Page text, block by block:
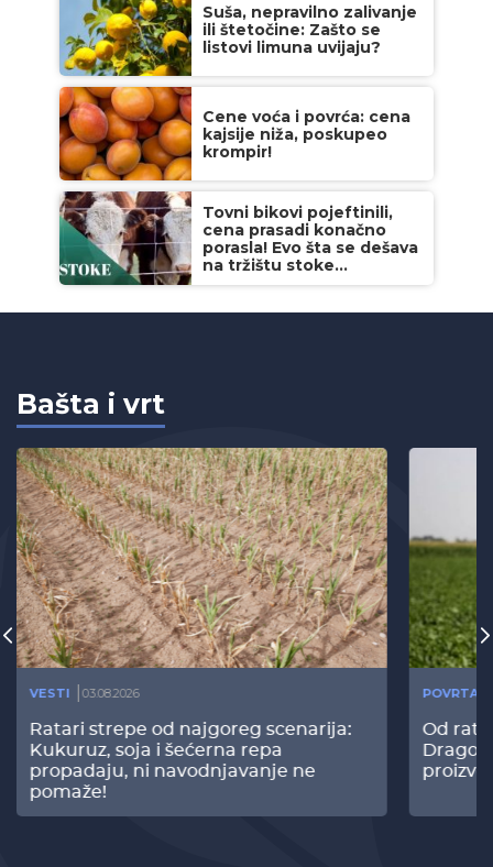
Suša, nepravilno zalivanje
ili štetočine: Zašto se
listovi limuna uvijaju?
Cene voća i povrća: cena
kajsije niža, poskupeo
krompir!
Tovni bikovi pojeftinili,
cena prasadi konačno
porasla! Evo šta se dešava
na tržištu stoke...
Bašta i vrt
VESTI 03.08.2026
Ratari strepe od najgoreg scenarija:
Kukuruz, soja i šećerna repa
propadaju, ni navodnjavanje ne
pomaže!
Od